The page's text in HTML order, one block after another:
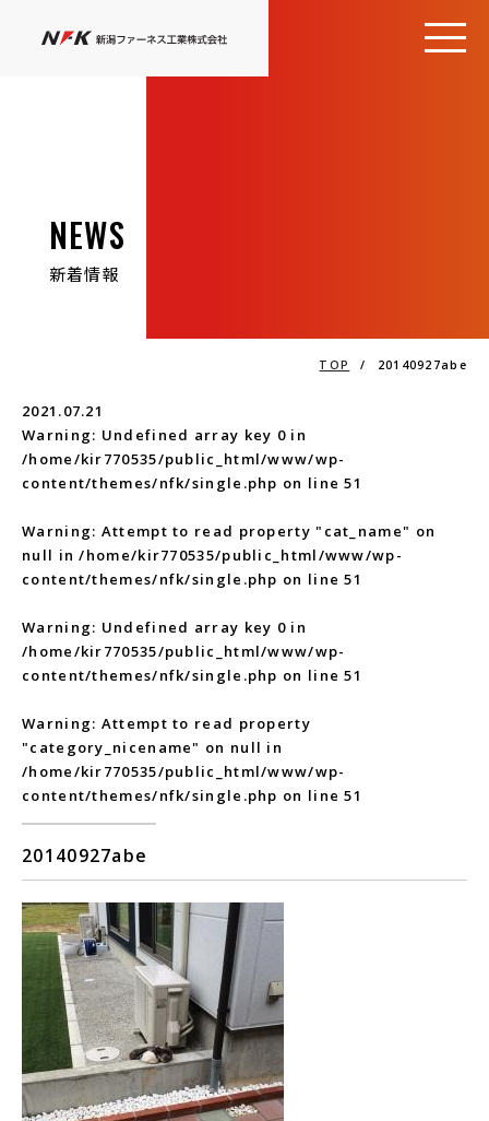
NEWS
新着情報
TOP / 20140927abe
2021.07.21
Warning: Undefined array key 0 in
/home/kir770535/public_html/www/wp-
content/themes/nfk/single.php on line51
Warning: Attempt to read property "cat_name" on
null in/home/kir770535/public_html/www/wp-
content/themes/nfk/single.php on line51
Warning: Undefined array key 0 in
/home/kir770535/public_html/www/wp-
content/themes/nfk/single.php on line51
Warning: Attempt to read property
"category_nicename" on null in
/home/kir770535/public_html/www/wp-
content/themes/nfk/single.php on line51
20140927abe